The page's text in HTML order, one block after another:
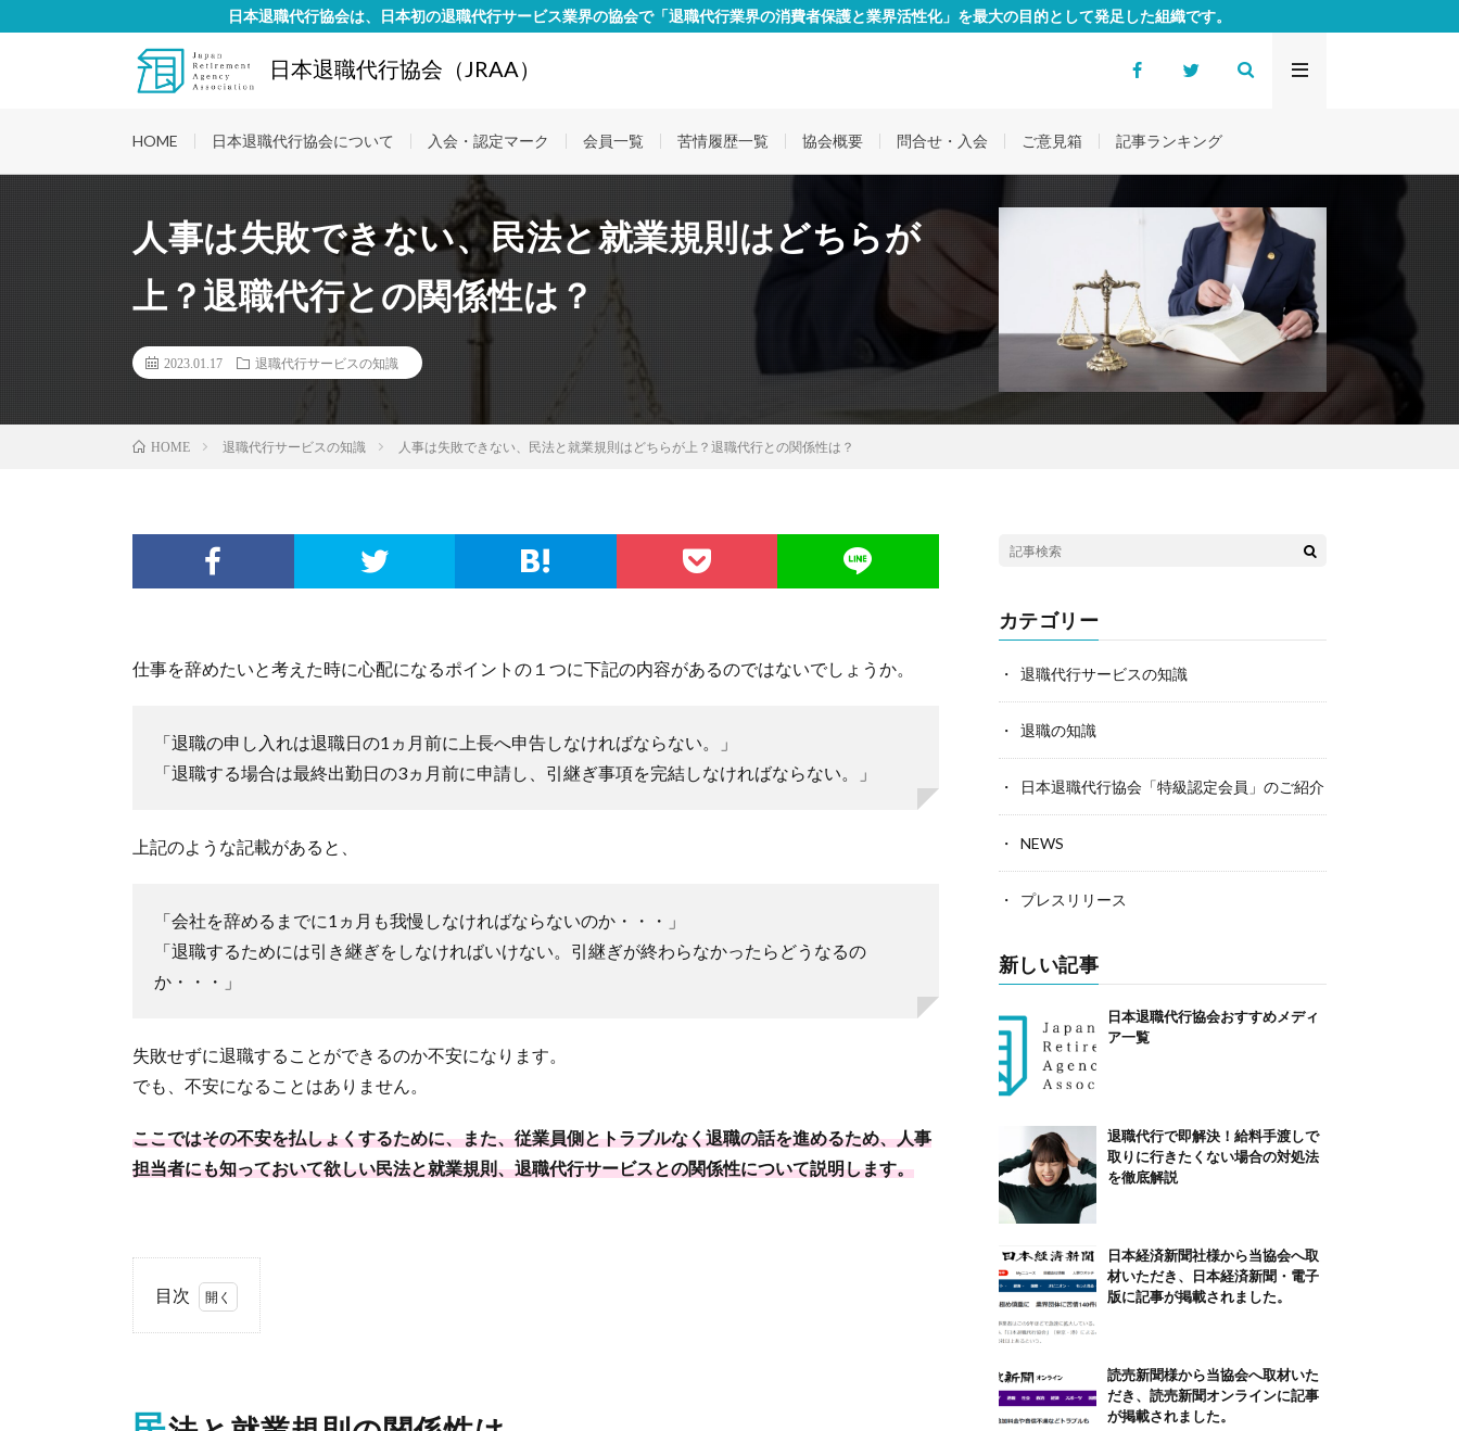
日本退職代行協会は、日本初の退職代行サービス業界の協会で「退職代行業界の消費者保護と業界活性化」を最大の目的として発足した組織です。
日本退職代行協会（JRAA）
HOME 日本退職代行協会について 入会・認定マーク 会員一覧 苦情履歴一覧 協会概要 問合せ・入会 ご意見箱 記事ランキング
人事は失敗できない、民法と就業規則はどちらが
上？退職代行との関係性は？
2023.01.17 退職代行サービスの知識
HOME 退職代行サービスの知識 人事は失敗できない、民法と就業規則はどちらが上？退職代行との関係性は？
仕事を辞めたいと考えた時に心配になるポイントの１つに下記の内容があるのではないでしょうか。
「退職の申し入れは退職日の1ヵ月前に上長へ申告しなければならない。」
「退職する場合は最終出勤日の3ヵ月前に申請し、引継ぎ事項を完結しなければならない。」
上記のような記載があると、
「会社を辞めるまでに1ヵ月も我慢しなければならないのか・・・」
「退職するためには引き継ぎをしなければいけない。引継ぎが終わらなかったらどうなるの
か・・・」
失敗せずに退職することができるのか不安になります。
でも、不安になることはありません。
ここではその不安を払しょくするために、また、従業員側とトラブルなく退職の話を進めるため、人事
担当者にも知っておいて欲しい民法と就業規則、退職代行サービスとの関係性について説明します。
目次
1.
カテゴリー
退職代行サービスの知識
退職の知識
日本退職代行協会「特級認定会員」のご紹介
NEWS
プレスリリース
新しい記事
日本退職代行協会おすすめメディ
ア一覧
退職代行で即解決！給料手渡しで
取りに行きたくない場合の対処法
を徹底解説
日本経済新聞社様から当協会へ取
材いただき、日本経済新聞・電子
版に記事が掲載されました。
読売新聞様から当協会へ取材いた
だき、読売新聞オンラインに記事
が掲載されました。